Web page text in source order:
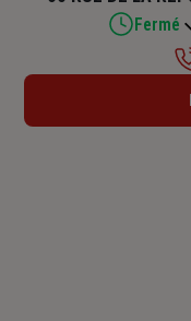
Fermé